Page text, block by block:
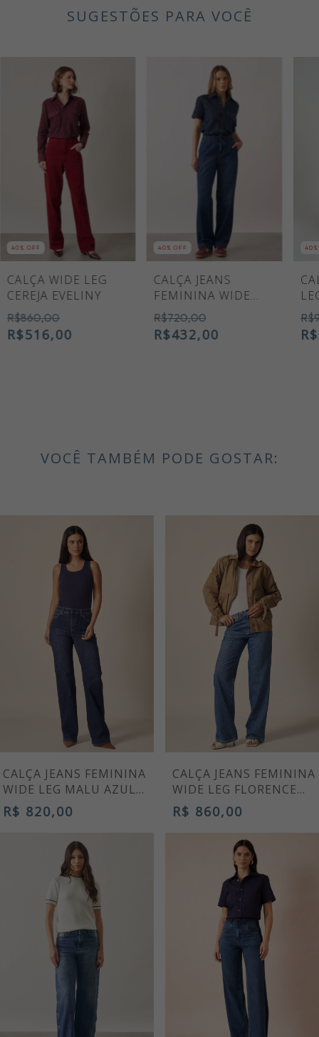
SUGESTÕES PARA VOCÊ
40% OFF
CALÇA WIDE LEG
CEREJA EVELINY
R$860,00
R$516,00
40% OFF
CALÇA JEANS
FEMININA WIDE
LEG DIANA AZUL
MÉDIO
R$720,00
R$432,00
40
VOCÊ TAMBÉM PODE GOSTAR:
CALÇA JEANS FEMININA
WIDE LEG MALU AZUL
MÉDIO
R$ 820,00
CALÇA JEANS FEMININA
WIDE LEG FLORENCE
CINTURA ALTA AZUL
MÉDIO
R$ 860,00